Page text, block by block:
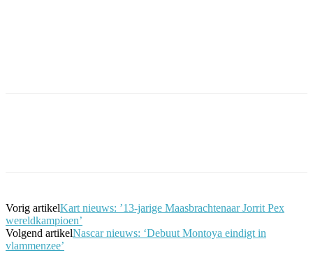
Vorig artikelKart nieuws: ’13-jarige Maasbrachtenaar Jorrit Pex
wereldkampioen’
Volgend artikelNascar nieuws: ‘Debuut Montoya eindigt in
vlammenzee’